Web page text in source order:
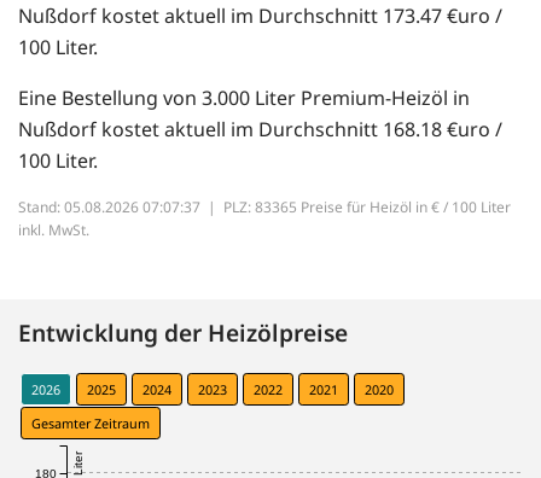
Nußdorf kostet aktuell im Durchschnitt 173.47 €uro /
100 Liter.
Eine Bestellung von 3.000 Liter Premium-Heizöl in
Nußdorf kostet aktuell im Durchschnitt 168.18 €uro /
100 Liter.
Stand: 05.08.2026 07:07:37 | PLZ: 83365 Preise für Heizöl in € / 100 Liter
inkl. MwSt.
Entwicklung der Heizölpreise
2026 2025 2024 2023 2022 2021
2020
Gesamter Zeitraum
180